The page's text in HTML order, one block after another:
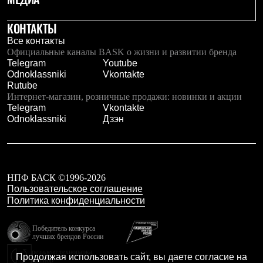
КОНТАКТЫ
Все контакты
Официальные каналы BASK о жизни и развитии бренда
Telegram
Youtube
Odnoklassniki
Vkontakte
Rutube
Интернет-магазин, розничные продажи: новинки и акции
Telegram
Vkontakte
Odnoklassniki
Дзэн
НПФ БАСК ©1996-2026
Пользовательское соглашение
Политика конфиденциальности
Победитель конкурса
лучших брендов России
Калибр
Продолжая использовать сайт, вы даете согласие на